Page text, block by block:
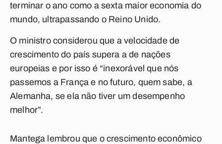
terminar o ano como a sexta maior economia do
mundo, ultrapassando o Reino Unido.
O ministro considerou que a velocidade de
crescimento do país supera a de nações
europeias e por isso é “inexorável que nós
passemos a França e no futuro, quem sabe, a
Alemanha, se ela não tiver um desempenho
melhor”.
Mantega lembrou que o crescimento econômico